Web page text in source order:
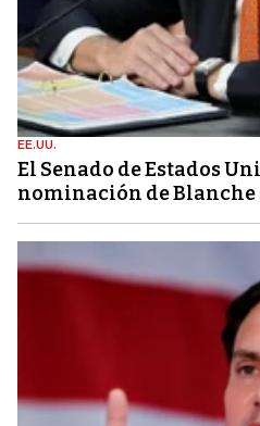
EE.UU.
El Senado de Estados
nominación de Blanche